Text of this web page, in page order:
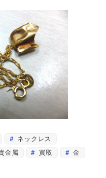
ネックレス
金属 買取
金